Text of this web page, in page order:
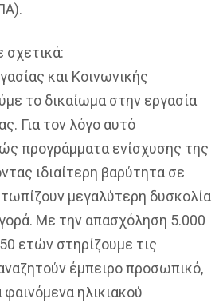
σχετικά:
και Κοινωνικής
το δικαίωμα στην εργασία
Για τον λόγο αυτό
προγράμματα ενίσχυσης της
ιδιαίτερη βαρύτητα σε
μεγαλύτερη δυσκολία
Με την απασχόληση 5.000
ετών στηρίζουμε τις
έμπειρο προσωπικό,
ηλικιακού